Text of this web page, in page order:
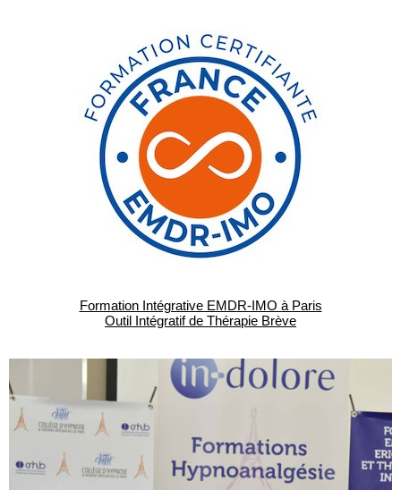
Formation Intégrative EMDR-IMO à Paris
Outil Intégratif de Thérapie Brève